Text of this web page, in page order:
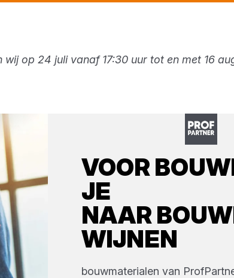
VOOR
JE
NAAR
WIJNEN
bouwmaterialen van
op 24 juli vanaf 17:30 uur tot en met 16